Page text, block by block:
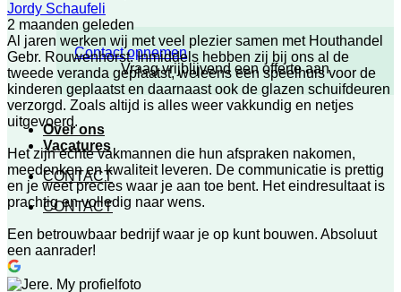
Contact opnemen
Vraag vrijblijvend een offerte aan
Over ons
Vacatures
CONTACT
CONTACT
Jordy Schaufeli
2 maanden geleden
Al jaren werken wij met veel plezier samen met Houthandel
Gebr. Rouwenhorst. Inmiddels hebben zij bij ons al de
tweede veranda geplaatst, weleens een speelhuis voor de
kinderen geplaatst en daarnaast ook de glazen schuifdeuren
verzorgd. Zoals altijd is alles weer vakkundig en netjes
uitgevoerd.
Het zijn echte vakmannen die hun afspraken nakomen,
meedenken en kwaliteit leveren. De communicatie is prettig
en je weet precies waar je aan toe bent. Het eindresultaat is
prachtig en volledig naar wens.
Een betrouwbaar bedrijf waar je op kunt bouwen. Absoluut
een aanrader!